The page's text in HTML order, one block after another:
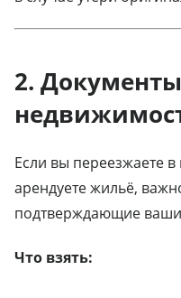
2.
Если вы переезжаете
арендуете жильё,
подтверждающие
Что взять: